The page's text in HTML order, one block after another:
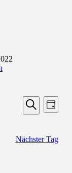
Suche
Suche
Tag
Nächster Tag